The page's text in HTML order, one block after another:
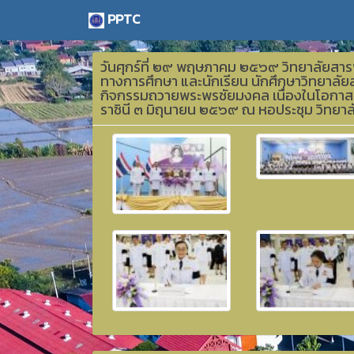
PPTC
วันศุกร์ที่ ๒๙ พฤษภาคม ๒๕๖๙ วิทยาลัยสา
ทางการศึกษา และนักเรียน นักศึกษาวิทยาลั
กิจกรรมถวายพระพรชัยมงคล เนื่องในโอก
ราชินี ๓ มิถุนายน ๒๕๖๙ ณ หอประชุม วิทยา